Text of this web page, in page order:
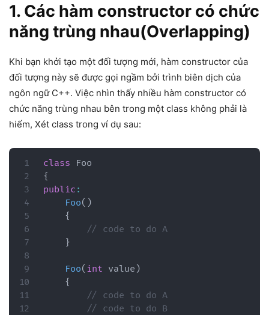
1. Các hàm constructor có chức
năng trùng nhau(Overlapping)
Khi bạn khởi tạo một đối tượng mới, hàm constructor của
đối tượng này sẽ được gọi ngầm bởi trình biên dịch của
ngôn ngữ C++. Việc nhìn thấy nhiều hàm constructor có
chức năng trùng nhau bên trong một class không phải là
hiếm, Xét class trong ví dụ sau:
class
Foo
{
public :
Foo( )
{
// code to do A
}
Foo( int value )
{
// code to do A
// code to do B